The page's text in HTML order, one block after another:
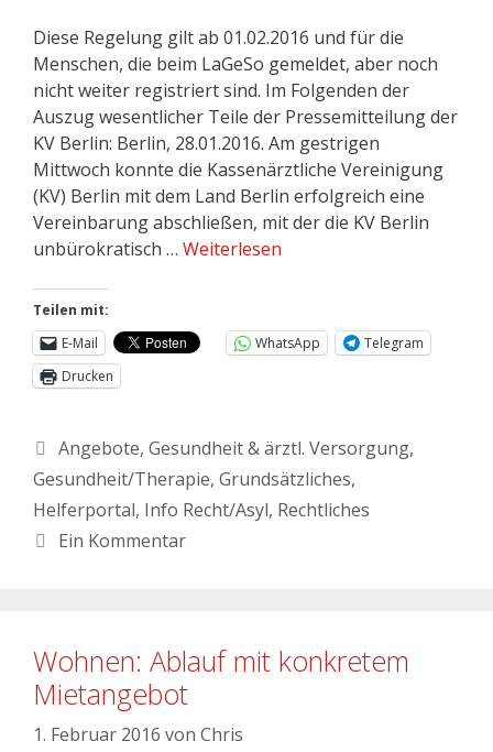
Diese Regelung gilt ab 01.02.2016 und für die
Menschen, die beim LaGeSo gemeldet, aber noch
nicht weiter registriert sind. Im Folgenden der
Auszug wesentlicher Teile der Pressemitteilung der
KV Berlin: Berlin, 28.01.2016. Am gestrigen
Mittwoch konnte die Kassenärztliche Vereinigung
(KV) Berlin mit dem Land Berlin erfolgreich eine
Vereinbarung abschließen, mit der die KV Berlin
unbürokratisch … Weiterlesen
Teilen mit:
E-Mail
WhatsApp
Telegram
Drucken
Angebote, Gesundheit & ärztl. Versorgung,
Gesundheit/Therapie, Grundsätzliches,
Helferportal, Info Recht/Asyl, Rechtliches
Ein Kommentar
Wohnen: Ablauf mit konkretem
Mietangebot
1. Februar 2016 von Chris